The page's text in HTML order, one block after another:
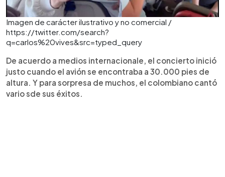
Imagen de carácter ilustrativo y no comercial /
https://twitter.com/search?
q=carlos%20vives&src=typed_query
De acuerdo a medios internacionale, el concierto inició
justo cuando el avión se encontraba a 30.000 pies de
altura. Y para sorpresa de muchos, el colombiano cantó
vario sde sus éxitos.